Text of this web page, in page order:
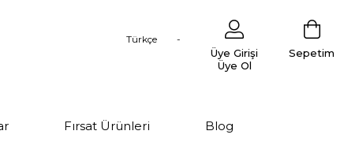
Türkçe
Sepetim
Üye Girişi
Üye Ol
Fırsat Ürünleri Blog